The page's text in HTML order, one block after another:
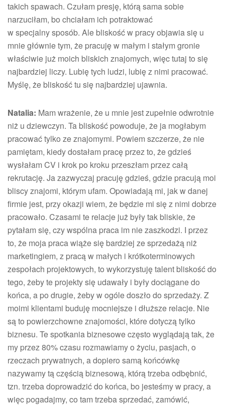
takich spawach. Czułam presję, którą sama sobie
narzuciłam, bo chciałam ich potraktować
w specjalny sposób. Ale bliskość w pracy objawia się u
mnie głównie tym, że pracuję w małym i stałym gronie
właściwie już moich bliskich znajomych, więc tutaj to się
najbardziej liczy. Lubię tych ludzi, lubię z nimi pracować.
Myślę, że bliskość tu się najbardziej ujawnia.
Natalia: Mam wrażenie, że u mnie jest zupełnie odwrotnie
niż u dziewczyn. Ta bliskość powoduje, że ja mogłabym
pracować tylko ze znajomymi. Powiem szczerze, że nie
pamiętam, kiedy dostałam pracę przez to, że gdzieś
wysłałam CV i krok po kroku przeszłam przez całą
rekrutację. Ja zazwyczaj pracuję gdzieś, gdzie pracują moi
bliscy znajomi, którym ufam. Opowiadają mi, jak w danej
firmie jest, przy okazji wiem, że będzie mi się z nimi dobrze
pracowało. Czasami te relacje już były tak bliskie, że
pytałam się, czy wspólna praca im nie zaszkodzi. I przez
to, że moja praca wiąże się bardziej ze sprzedażą niż
marketingiem, z pracą w małych i krótkoterminowych
zespołach projektowych, to wykorzystuję talent bliskość do
tego, żeby te projekty się udawały i były dociągane do
końca, a po drugie, żeby w ogóle doszło do sprzedaży. Z
moimi klientami buduję mocniejsze i dłuższe relacje. Nie
są to powierzchowne znajomości, które dotyczą tylko
biznesu. Te spotkania biznesowe często wyglądają tak, że
my przez 80% czasu rozmawiamy o życiu, pasjach, o
rzeczach prywatnych, a dopiero samą końcówkę
nazywamy tą częścią biznesową, którą trzeba odbębnić,
tzn. trzeba doprowadzić do końca, bo jesteśmy w pracy, a
więc pogadajmy, co tam trzeba sprzedać, zamówić,